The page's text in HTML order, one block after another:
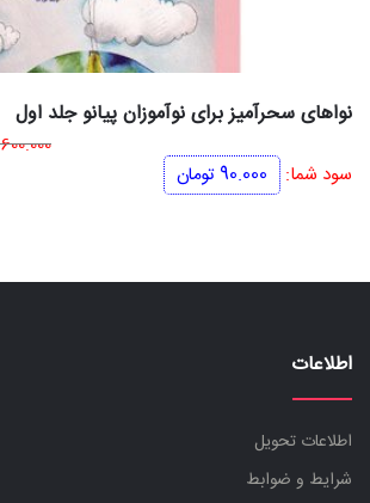
نواهای سحرآمیز برای نوآموزان پیانو جلد اول
600.000
سود شما: 90.000 تومان
اطلاعات
اطلاعات تحویل
شرایط و ضوابط